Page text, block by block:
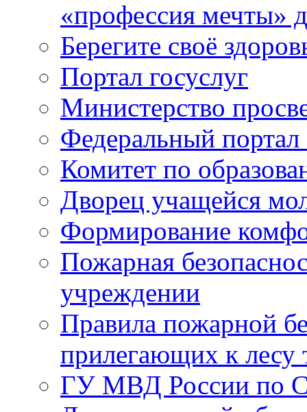
«профессия мечты»
Берегите своё
Портал госуслуг
Министерство
Федеральный портал
Комитет по
Дворец учащейся
Формирование
Пожарная
учреждении
Правила пожарной
прилегающих к лесу
ГУ МВД России по